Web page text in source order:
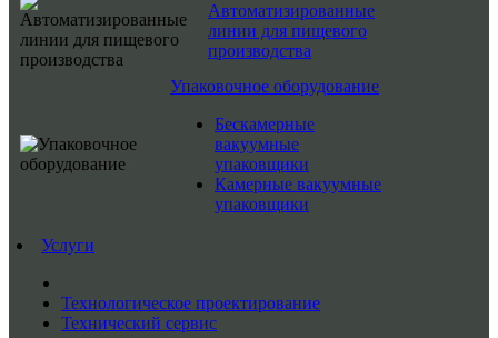
Автоматизированные
линии для пищевого
производства
Упаковочное оборудование
Бескамерные
вакуумные
упаковщики
Камерные вакуумные
упаковщики
Услуги
Технологическое проектирование
Технический сервис